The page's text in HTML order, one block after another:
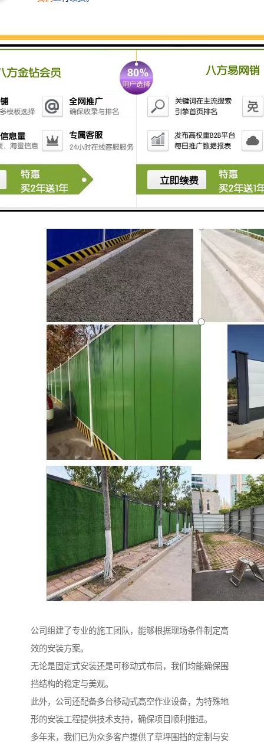
也为草坪围挡的功能扩展与外观创新提供了更多可能。
例如，部分定制项目可结合采光设计或增强隔音效果，
从而提升围挡的综合应用价值。
除了产品本身的质量，安装服务同样是决定草坪围挡使
用效果的关键。
公司组建了专业的施工团队，能够根据现场条件制定高
效的安装方案。
无论是固定式安装还是可移动式布局，我们均能确保围
挡结构的稳定与美观。
此外，公司还配备多台移动式高空作业设备，为特殊地
形的安装工程提供技术支持，确保项目顺利推进。
多年来，我们已为众多客户提供了草坪围挡的定制与安